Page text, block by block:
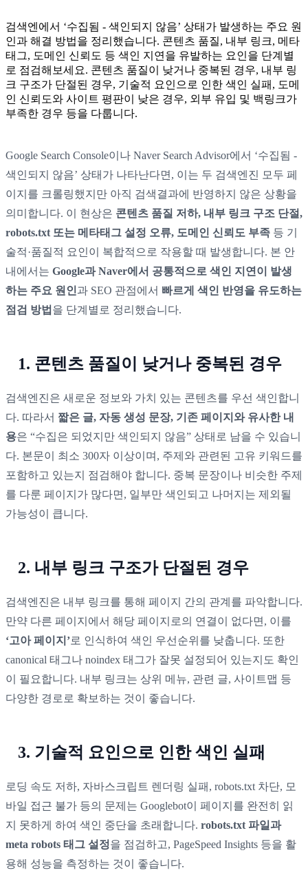
검색엔에서 ‘수집됨 - 색인되지 않음’ 상태가 발생하는 주요 원
인과 해결 방법을 정리했습니다. 콘텐츠 품질, 내부 링크, 메타
태그, 도메인 신뢰도 등 색인 지연을 유발하는 요인을 단계별
로 점검해보세요. 콘텐츠 품질이 낮거나 중복된 경우, 내부 링
크 구조가 단절된 경우, 기술적 요인으로 인한 색인 실패, 도메
인 신뢰도와 사이트 평판이 낮은 경우, 외부 유입 및 백링크가
부족한 경우 등을 다룹니다.
Google Search Console이나 Naver Search Advisor에서 ‘수집됨 -
색인되지 않음’ 상태가 나타난다면, 이는 두 검색엔진 모두 페
이지를 크롤링했지만 아직 검색결과에 반영하지 않은 상황을
의미합니다. 이 현상은 콘텐츠 품질 저하, 내부 링크 구조 단절,
robots.txt 또는 메타태그 설정 오류, 도메인 신뢰도 부족 등 기
술적·품질적 요인이 복합적으로 작용할 때 발생합니다. 본 안
내에서는 Google과 Naver에서 공통적으로 색인 지연이 발생
하는 주요 원인과 SEO 관점에서 빠르게 색인 반영을 유도하는
점검 방법 을 단계별로 정리했습니다.
1. 콘텐츠 품질이 낮거나 중복된 경우
검색엔진은 새로운 정보와 가치 있는 콘텐츠를 우선 색인합니
다. 따라서 짧은 글, 자동 생성 문장, 기존 페이지와 유사한 내
용은 “수집은 되었지만 색인되지 않음” 상태로 남을 수 있습니
다. 본문이 최소 300자 이상이며, 주제와 관련된 고유 키워드를
포함하고 있는지 점검해야 합니다. 중복 문장이나 비슷한 주제
를 다룬 페이지가 많다면, 일부만 색인되고 나머지는 제외될
가능성이 큽니다.
2. 내부 링크 구조가 단절된 경우
검색엔진은 내부 링크를 통해 페이지 간의 관계를 파악합니다.
만약 다른 페이지에서 해당 페이지로의 연결이 없다면, 이를
‘고아 페이지’로 인식하여 색인 우선순위를 낮춥니다. 또한
canonical 태그나 noindex 태그가 잘못 설정되어 있는지도 확인
이 필요합니다. 내부 링크는 상위 메뉴, 관련 글, 사이트맵 등
다양한 경로로 확보하는 것이 좋습니다.
3. 기술적 요인으로 인한 색인 실패
로딩 속도 저하, 자바스크립트 렌더링 실패, robots.txt 차단, 모
바일 접근 불가 등의 문제는 Googlebot이 페이지를 완전히 읽
지 못하게 하여 색인 중단을 초래합니다. robots.txt 파일과
meta robots 태그 설정을 점검하고, PageSpeed Insights 등을 활
용해 성능을 측정하는 것이 좋습니다.